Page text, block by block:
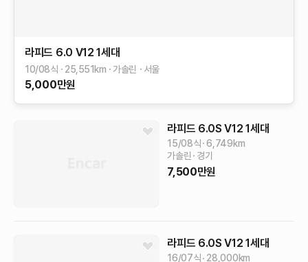
라피드 6.0 V12 1세대
10/08식 25,551km 가솔린 서울
5,000만원
라피드 6.0S V12 1세대
15/08식 6,749km
가솔린
경기
7,500만원
라피드 6.0S V12 1세대
16/07식 28,000km